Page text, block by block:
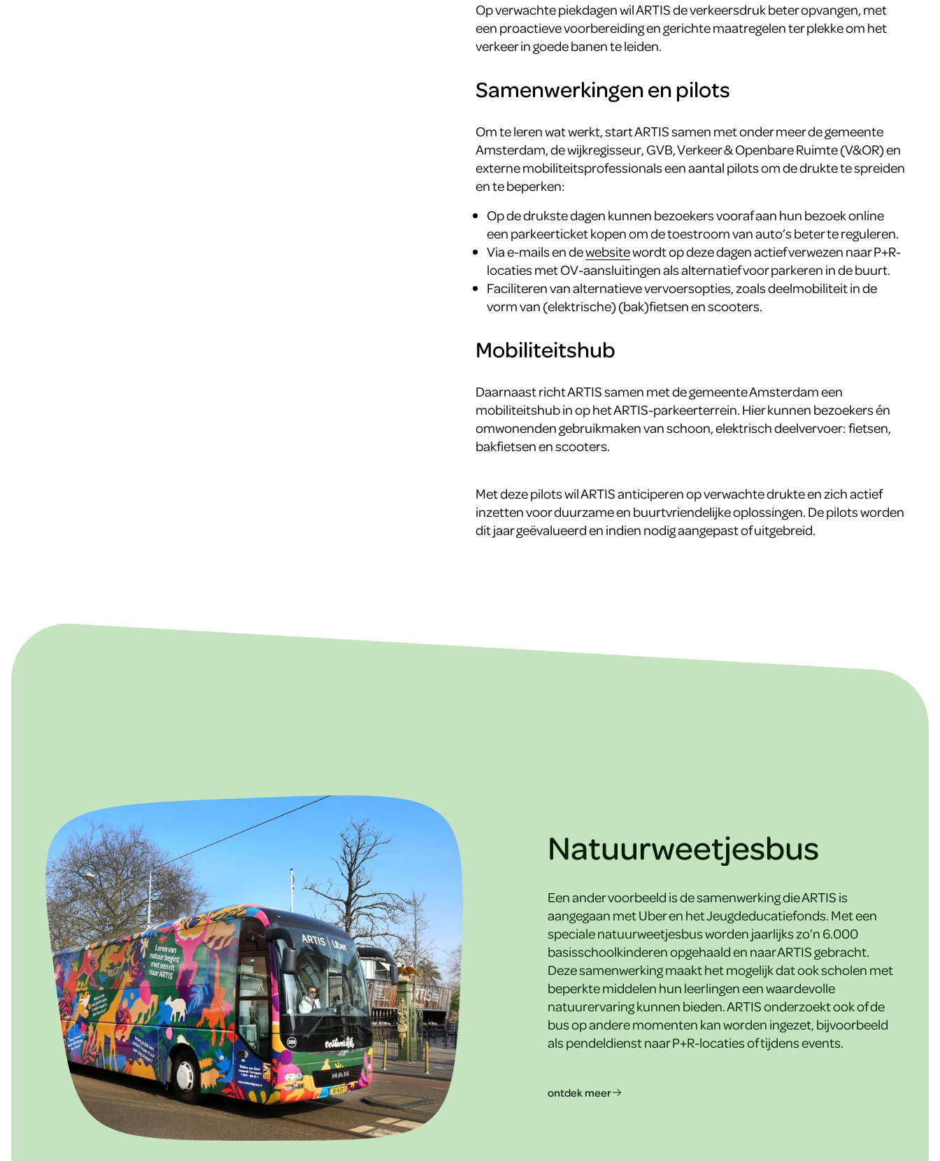
Op verwachte piekdagen wil ARTIS de verkeersdruk beter opvangen, met
een proactieve voorbereiding en gerichte maatregelen ter plekke om het
verkeer in goede banen te leiden.
Samenwerkingen en pilots
Om te leren wat werkt, start ARTIS samen met onder meer de gemeente
Amsterdam, de wijkregisseur, GVB, Verkeer & Openbare Ruimte (V&OR) en
externe mobiliteitsprofessionals een aantal pilots om de drukte te spreiden
en te beperken:
Op de drukste dagen kunnen bezoekers vooraf aan hun bezoek online
een parkeerticket kopen om de toestroom van auto’s beter te reguleren.
Via e-mails en dewebsitewordt op deze dagen actief verwezen naar P+R-
locaties met OV-aansluitingen als alternatief voor parkeren in de buurt.
Faciliteren van alternatieve vervoersopties, zoals deelmobiliteit in de
vorm van (elektrische) (bak)fietsen en scooters.
Mobiliteitshub
Daarnaast richt ARTIS samen met de gemeente Amsterdam een
mobiliteitshub in op het ARTIS-parkeerterrein. Hier kunnen bezoekers én
omwonenden gebruikmaken van schoon, elektrisch deelvervoer: fietsen,
bakfietsen en scooters.
Met deze pilots wil ARTIS anticiperen op verwachte drukte en zich actief
inzetten voor duurzame en buurtvriendelijke oplossingen. De pilots worden
dit jaar geëvalueerd en indien nodig aangepast of uitgebreid.
Natuurweetjesbus
Een ander voorbeeld is de samenwerking die ARTIS is
aangegaan met Uber en het Jeugdeducatiefonds. Met een
speciale natuurweetjesbus worden jaarlijks zo’n 6.000
basisschoolkinderen opgehaald en naar ARTIS gebracht.
Deze samenwerking maakt het mogelijk dat ook scholen met
beperkte middelen hun leerlingen een waardevolle
natuurervaring kunnen bieden. ARTIS onderzoekt ook of de
bus op andere momenten kan worden ingezet, bijvoorbeeld
als pendeldienst naar P+R-locaties of tijdens events.
ontdek meer